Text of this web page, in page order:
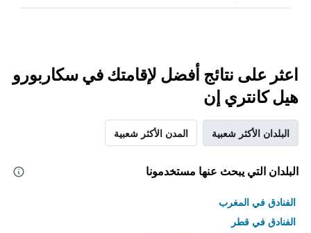
اعثر على نتائج أفضل لإقامتك في سكاربورو
هيل كانتري إن
البلدان الأكثر شعبية المدن الأكثر شعبية
البلدان التي يبحث عنها مستخدمونا
الفنادق في المغرب
الفنادق في قطر